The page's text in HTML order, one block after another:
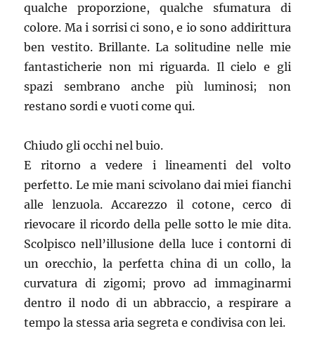
qualche proporzione, qualche sfumatura di
colore. Ma i sorrisi ci sono, e io sono addirittura
ben vestito. Brillante. La solitudine nelle mie
fantasticherie non mi riguarda. Il cielo e gli
spazi sembrano anche più luminosi; non
restano sordi e vuoti come qui.
Chiudo gli occhi nel buio.
E ritorno a vedere i lineamenti del volto
perfetto. Le mie mani scivolano dai miei fianchi
alle lenzuola. Accarezzo il cotone, cerco di
rievocare il ricordo della pelle sotto le mie dita.
Scolpisco nell’illusione della luce i contorni di
un orecchio, la perfetta china di un collo, la
curvatura di zigomi; provo ad immaginarmi
dentro il nodo di un abbraccio, a respirare a
tempo la stessa aria segreta e condivisa con lei.